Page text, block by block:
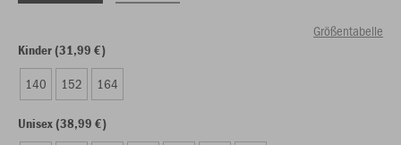
Größentabelle
Kinder (31,99 €)
140 152 164
Unisex (38,99 €)